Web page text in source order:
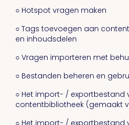
○ Hotspot vragen maken
○ Tags toevoegen aan
en inhoudsdelen
○ Vragen importeren met
○ Bestanden beheren en
○ Het import- / exportbestand
contentbibliotheek (gemaakt
○ Het import- / exportbestand